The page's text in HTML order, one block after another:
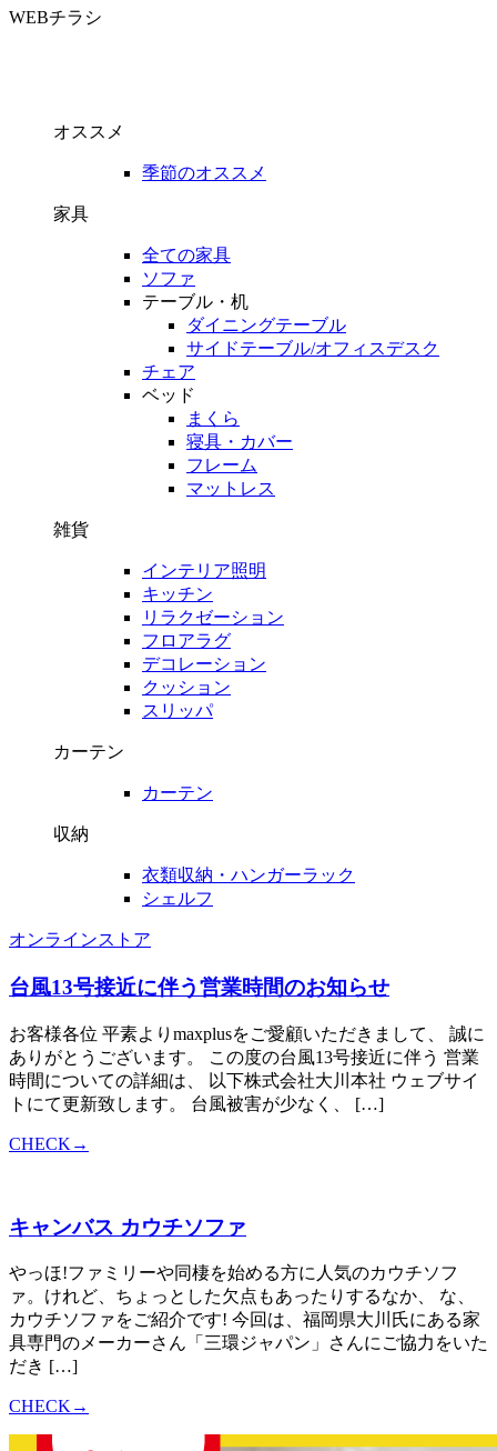
WEBチラシ
オススメ
季節のオススメ
家具
全ての家具
ソファ
テーブル・机
ダイニングテーブル
サイドテーブル/オフィスデスク
チェア
ベッド
まくら
寝具・カバー
フレーム
マットレス
雑貨
インテリア照明
キッチン
リラクゼーション
フロアラグ
デコレーション
クッション
スリッパ
カーテン
カーテン
収納
衣類収納・ハンガーラック
シェルフ
オンラインストア
台風13号接近に伴う営業時間のお知らせ
お客様各位 平素よりmaxplusをご愛顧いただきまして、 誠に
ありがとうございます。 この度の台風13号接近に伴う 営業
時間についての詳細は、 以下株式会社大川本社 ウェブサイ
トにて更新致します。 台風被害が少なく、 […]
CHECK→
キャンバス カウチソファ
やっほ!ファミリーや同棲を始める方に人気のカウチソフ
ァ。けれど、ちょっとした欠点もあったりするなか、 な、
カウチソファをご紹介です! 今回は、福岡県大川氏にある家
具専門のメーカーさん「三環ジャパン」さんにご協力をいた
だき […]
CHECK→